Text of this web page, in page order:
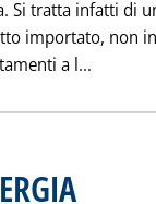
Si tratta infatti di
importato, non
a l... Leggi